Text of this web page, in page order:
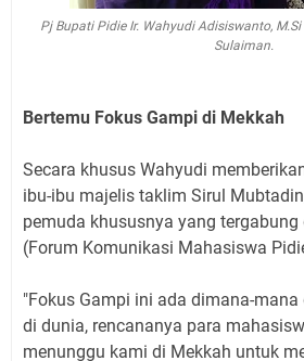
Pj Bupati Pidie Ir. Wahyudi Adisiswanto,
Sulaiman.
Bertemu Fokus Gampi di Mekkah
Secara khusus Wahyudi
ibu-ibu majelis taklim Sirul
pemuda khususnya yang
(Forum Komunikasi Mahasiswa
"Fokus Gampi ini ada dimana-
di dunia, rencananya para
menunggu kami di Mekkah untuk